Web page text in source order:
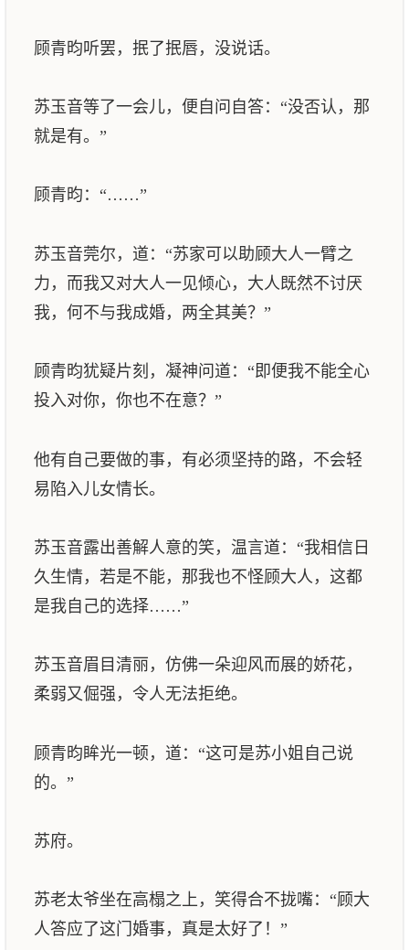
顾青昀听罢，抿了抿唇，没说话。
苏玉音等了一会儿，便自问自答：“没否认，那
就是有。”
顾青昀：“……”
苏玉音莞尔，道：“苏家可以助顾大人一臂之
力，而我又对大人一见倾心，大人既然不讨厌
我，何不与我成婚，两全其美？”
顾青昀犹疑片刻，凝神问道：“即便我不能全心
投入对你，你也不在意？”
他有自己要做的事，有必须坚持的路，不会轻
易陷入儿女情长。
苏玉音露出善解人意的笑，温言道：“我相信日
久生情，若是不能，那我也不怪顾大人，这都
是我自己的选择……”
苏玉音眉目清丽，仿佛一朵迎风而展的娇花，
柔弱又倔强，令人无法拒绝。
顾青昀眸光一顿，道：“这可是苏小姐自己说
的。”
苏府。
苏老太爷坐在高榻之上，笑得合不拢嘴：“顾大
人答应了这门婚事，真是太好了！”